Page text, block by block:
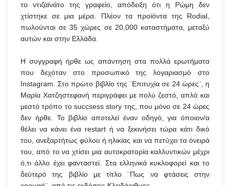
το ντιζαϊνάτο της γραφείο, απόδειξη ότι η Ρώμη δεν
χτίστηκε σε μια μέρα. Πλέον τα προϊόντα της Rodial,
πωλούνται σε 35 χώρες σε 20,000 καταστήματα, μεταξύ
αυτών και στην Ελλάδα.
Η συγγραφή ήρθε ως απάντηση στα πολλά ερωτήματα
που δεχόταν στο προσωπικό της λογαριασμό στο
Instagram. Στο πρώτο βιβλίο της ¨Επιτυχία σε 24 ώρες¨, η
Μαρία Χατζηστεφανή περιγράφει με πολύ ζεστό, απλό και
μεστό τρόπο το succsess story της, που μόνο σε 24 ώρες
δεν ήρθε. Το βιβλίο αποτελεί έναν οδηγό, για όποιον/α
θέλει να κάνει ένα restart ή να ξεκινήσει τώρα κάτι δικό
του, ανεξαρτήτως φύλου ή ηλικίας και να πετύχει τα όνειρά
του, από το να χτίσει μια αυτοκρατορία καλλυντικών μέχρι
ό,τι άλλο έχει φανταστεί. Στα ελληνικά κυκλοφορεί και το
δεύτερό της βιβλίο με τίτλο ¨Πως να φτάσεις στην